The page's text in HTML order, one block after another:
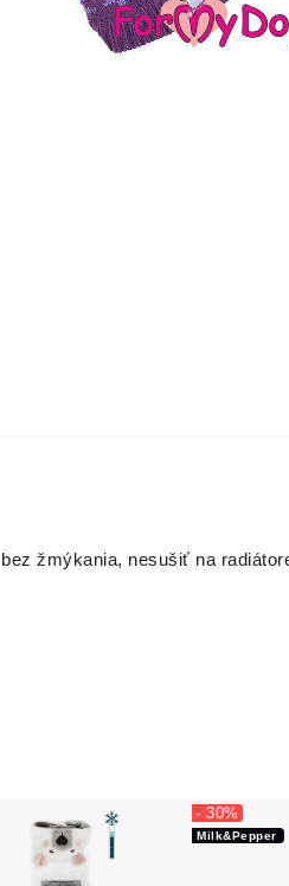
žmýkania, nesušiť na
Milk&Pepper
- 30%